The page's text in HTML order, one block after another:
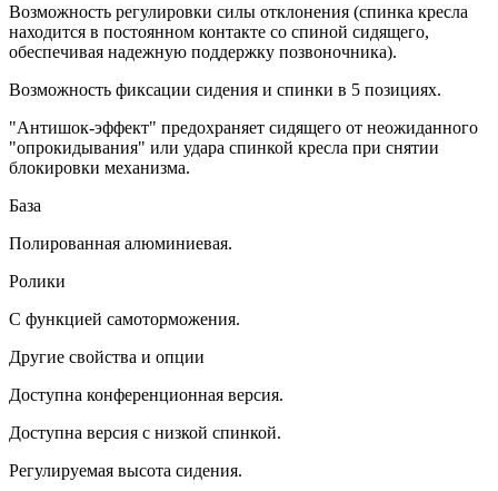
Возможность регулировки силы отклонения (спинка кресла
находится в постоянном контакте со спиной сидящего,
обеспечивая надежную поддержку позвоночника).
Возможность фиксации сидения и спинки в 5 позициях.
"Антишок-эффект" предохраняет сидящего от неожиданного
"опрокидывания" или удара спинкой кресла при снятии
блокировки механизма.
База
Полированная алюминиевая.
Ролики
С функцией самоторможения.
Другие свойства и опции
Доступна конференционная версия.
Доступна версия с низкой спинкой.
Регулируемая высота сидения.